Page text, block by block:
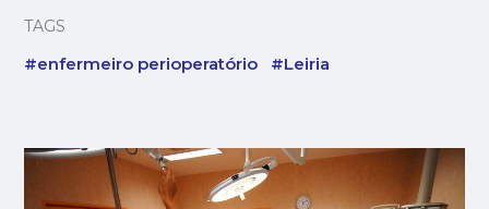
TAGS
#enfermeiro perioperatório #Leiria